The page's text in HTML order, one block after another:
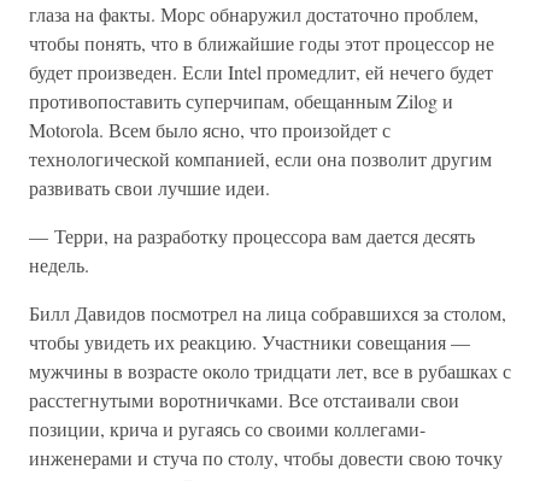
глаза на факты. Морс обнаружил достаточно проблем,
чтобы понять, что в ближайшие годы этот процессор не
будет произведен. Если Intel промедлит, ей нечего будет
противопоставить суперчипам, обещанным Zilog и
Motorola. Всем было ясно, что произойдет с
технологической компанией, если она позволит другим
развивать свои лучшие идеи.
— Терри, на разработку процессора вам дается десять
недель.
Билл Давидов посмотрел на лица собравшихся за столом,
чтобы увидеть их реакцию. Участники совещания —
мужчины в возрасте около тридцати лет, все в рубашках с
расстегнутыми воротничками. Все отстаивали свои
позиции, крича и ругаясь со своими коллегами-
инженерами и стуча по столу, чтобы довести свою точку